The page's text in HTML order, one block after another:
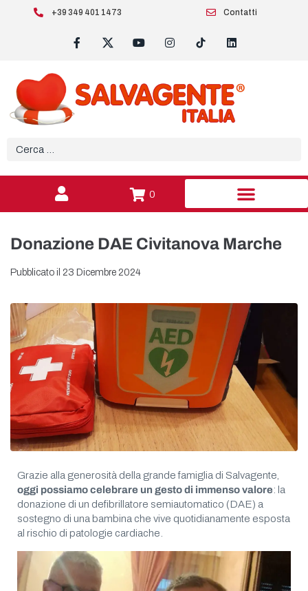
+39 349 401 1473 Contatti
0
Donazione DAE Civitanova Marche
Pubblicato il 23 Dicembre 2024
Grazie alla generosità della grande famiglia di Salvagente,
oggi possiamo celebrare un gesto di immenso valore: la
donazione di un defibrillatore semiautomatico (DAE) a
sostegno di una bambina che vive quotidianamente esposta
al rischio di patologie cardiache.